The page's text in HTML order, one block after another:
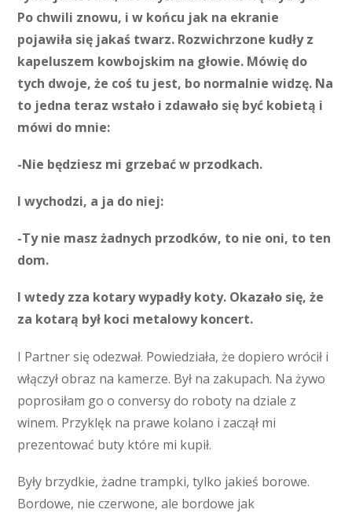
Po chwili znowu, i w końcu jak na ekranie
pojawiła się jakaś twarz. Rozwichrzone kudły z
kapeluszem kowbojskim na głowie. Mówię do
tych dwoje, że coś tu jest, bo normalnie widzę. Na
to jedna teraz wstało i zdawało się być kobietą i
mówi do mnie:
-Nie będziesz mi grzebać w przodkach.
I wychodzi, a ja do niej:
-Ty nie masz żadnych przodków, to nie oni, to ten
dom.
I wtedy zza kotary wypadły koty. Okazało się, że
za kotarą był koci metalowy koncert.
I Partner się odezwał. Powiedziała, że dopiero wrócił i
włączył obraz na kamerze. Był na zakupach. Na żywo
poprosiłam go o conversy do roboty na dziale z
winem. Przyklęk na prawe kolano i zaczął mi
prezentować buty które mi kupił.
Były brzydkie, żadne trampki, tylko jakieś borowe.
Bordowe, nie czerwone, ale bordowe jak